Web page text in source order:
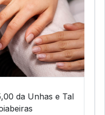
da Unhas e Tal